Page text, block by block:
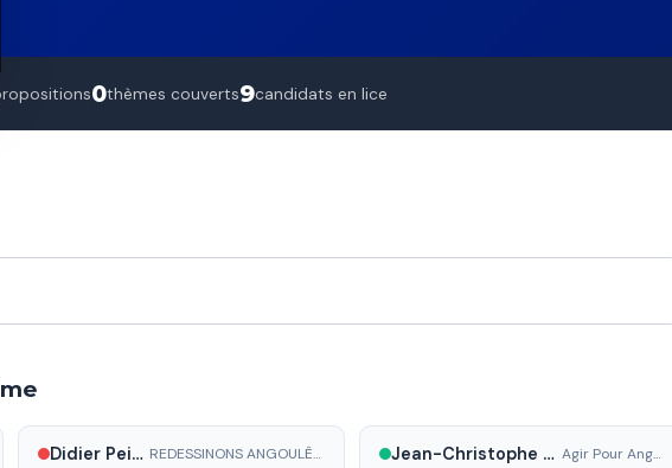
0thèmes couverts9candidats en lice
Didier Peirin REDESSINONS ANGOULÊME Jean-Christophe Compain Agir Pour Angoulême